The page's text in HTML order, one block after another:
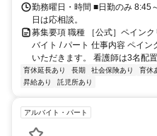
勤務曜日・時間 ■日勤のみ 8:45
日は応相談。
募集要項 職種 ［公式］ペイン
バイト / パート 仕事内容 ペイ
いただきます。 看護師は3名配
育休延長あり 長期 社会保険あり 育休
昇給あり
託児所あり
アルバイト・パート